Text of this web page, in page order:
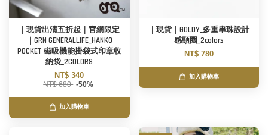
｜現貨出清五折起｜官網限定
｜GRN GENERALLIFE_HANKO
POCKET 磁吸機能掛袋式印章收
納袋_2COLORS
NT$ 340
NT$ 680 -50%
加入購物車
｜現貨｜GOLDY_多重串珠設計
感頸圈_2colors
NT$ 780
加入購物車